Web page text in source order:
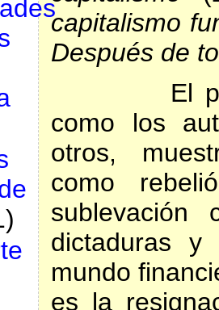
capitalismo
Después de
El
como los
otros,
como
sublevación
dictaduras
mundo
es la